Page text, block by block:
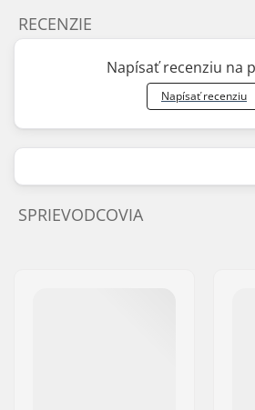
RECENZIE
Napísať recenziu na
Napísať recenziu
SPRIEVODCOVIA